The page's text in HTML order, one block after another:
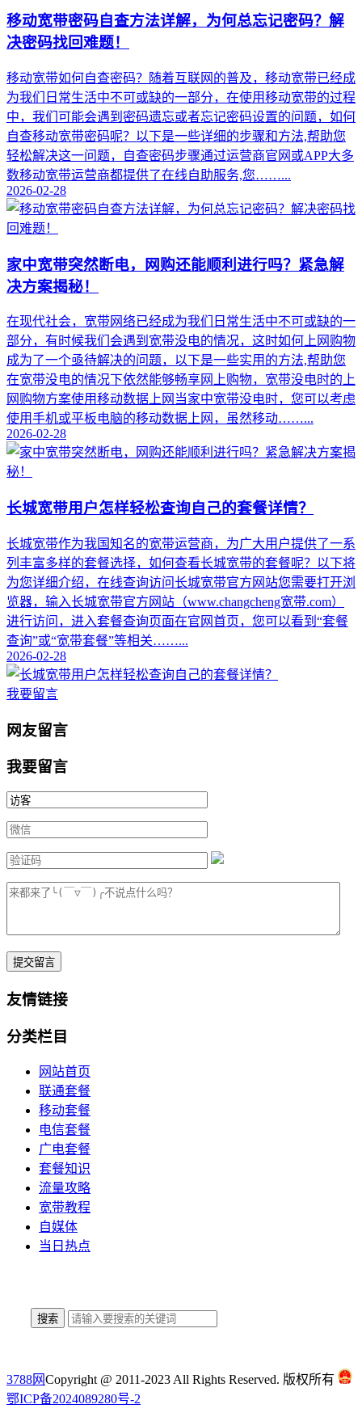
移动宽带密码自查方法详解，为何总忘记密码？解
决密码找回难题！
移动宽带如何自查密码？随着互联网的普及，移动宽带已经成
为我们日常生活中不可或缺的一部分，在使用移动宽带的过程
中，我们可能会遇到密码遗忘或者忘记密码设置的问题，如何
自查移动宽带密码呢？以下是一些详细的步骤和方法,帮助您
轻松解决这一问题，自查密码步骤通过运营商官网或APP大多
数移动宽带运营商都提供了在线自助服务,您……...
2026-02-28
家中宽带突然断电，网购还能顺利进行吗？紧急解
决方案揭秘！
在现代社会，宽带网络已经成为我们日常生活中不可或缺的一
部分，有时候我们会遇到宽带没电的情况，这时如何上网购物
成为了一个亟待解决的问题，以下是一些实用的方法,帮助您
在宽带没电的情况下依然能够畅享网上购物，宽带没电时的上
网购物方案使用移动数据上网当家中宽带没电时，您可以考虑
使用手机或平板电脑的移动数据上网，虽然移动……...
2026-02-28
长城宽带用户怎样轻松查询自己的套餐详情？
长城宽带作为我国知名的宽带运营商，为广大用户提供了一系
列丰富多样的套餐选择，如何查看长城宽带的套餐呢？以下将
为您详细介绍，在线查询访问长城宽带官方网站您需要打开浏
览器，输入长城宽带官方网站（www.changcheng宽带.com）
进行访问，进入套餐查询页面在官网首页，您可以看到“套餐
查询”或“宽带套餐”等相关……...
2026-02-28
我要留言
网友留言
我要留言
提交留言
友情链接
分类栏目
网站首页
联通套餐
移动套餐
电信套餐
广电套餐
套餐知识
流量攻略
宽带教程
自媒体
当日热点
搜索
3788网Copyright @ 2011-2023 All Rights Reserved. 版权所有
鄂ICP备2024089280号-2